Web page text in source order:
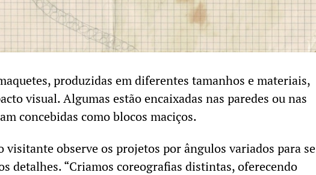
produzidas em diferentes tamanhos e materiais,
visual. Algumas estão encaixadas nas paredes ou nas
concebidas como blocos maciços.
visitante observe os projetos por ângulos variados para se
detalhes. “Criamos coreografias distintas, oferecendo